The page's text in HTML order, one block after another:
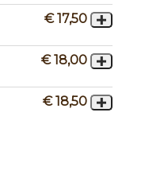
€ 17,50
€ 18,00
€ 18,50